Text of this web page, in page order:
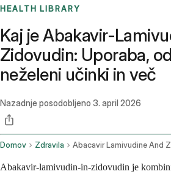
HEALTH LIBRARY
Kaj je Abakavir-
Zidovudin: Uporaba,
neželeni učinki in več
Nazadnje posodobljeno 3. april 2026
Domov Zdravila
Abakavir-lamivudin-in-zidovudin je